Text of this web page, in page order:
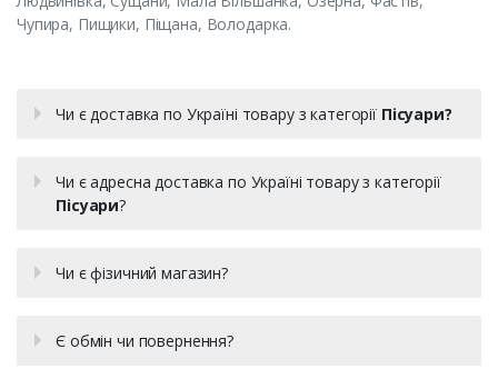
Чупира, Пищики, Піщана, Володарка.
Чи є доставка по Україні товару з категорії Пісуари?
Чи є адресна доставка по Україні товару з категорії
Пісуари?
Чи є фізичний магазин?
Є обмін чи повернення?